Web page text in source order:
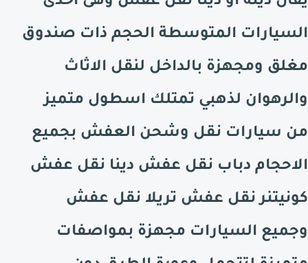
السيارات المتوسطة الحجم ذات صندوق
مغلق ومجهزة بالداخل لنقل الاثاث
والرهوان لذهبي تمتلك اسطول متميز
من سيارات نقل وشحن العفش بجميع
الاحجام دباب نقل عفش دينا نقل عفش
كونيتنر نقل عفش تريلا نقل عفش
وجميع السيارات مجهزة بمواصفات